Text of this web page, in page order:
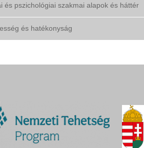
és pszichológiai szakmai alapok és háttér
és hatékonyság